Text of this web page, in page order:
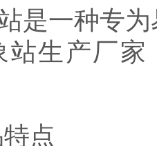
是一种专
站生产厂
点